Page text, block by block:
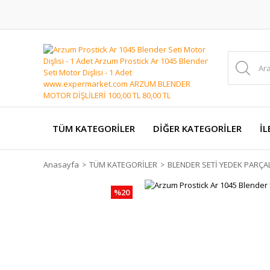
TÜM KATEGORİLER DİĞER KATEGORİLER
Anasayfa TÜM KATEGORİLER BLENDER SETİ YEDEK
%20